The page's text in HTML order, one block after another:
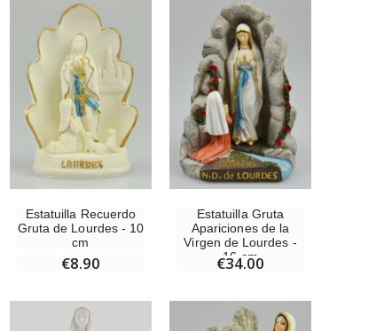
Estatuilla Recuerdo
Gruta de Lourdes - 10
cm
€8.90
Estatuilla Gruta
Apariciones de la
Virgen de Lourdes -
16 cm
€34.00